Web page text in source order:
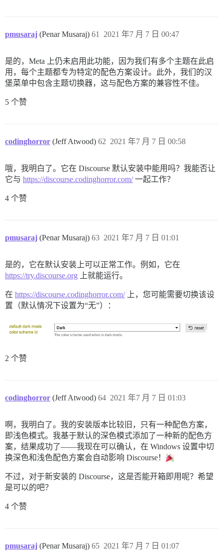
pmusaraj (Penar Musaraj) 2021 年7 月 7 日 00:47
61
是的，Meta 上仍未启用此功能，因为我们有多个主题在此启
用，每个主题都专为特定的配色方案设计。此外，我们的汉
堡菜单中包含主题切换器，这与配色方案的兼容性不佳。
5 个赞
codinghorror (Jeff Atwood) 2021 年7 月 7 日 00:58
62
哦，我明白了。它在 Discourse 默认安装中能用吗？我能否让
它与 https://discourse.codinghorror.com/一起工作？
4 个赞
pmusaraj (Penar Musaraj) 2021 年7 月 7 日 01:01
63
是的，它在默认安装上可以正常工作。例如，它在
https://try.discourse.org 上就能运行。
在 https://discourse.codinghorror.com/上，您可能需要切换该设
置（默认情况下设置为“无”）：
2 个赞
codinghorror (Jeff Atwood) 2021 年7 月 7 日 01:03
64
啊，我明白了。我的安装版本比较旧，只有一种配色方案，
即浅色模式。我基于默认的深色模式添加了一种新的配色方
案，结果成功了——我现在可以确认，在 Windows 设置中切
换深色和浅色配色方案会自动影响 Discourse！
不过，对于新安装的 Discourse，这是否能开箱即用呢？希望
是可以的吧？
4 个赞
pmusaraj (Penar Musaraj) 2021 年7 月 7 日 01:07
65